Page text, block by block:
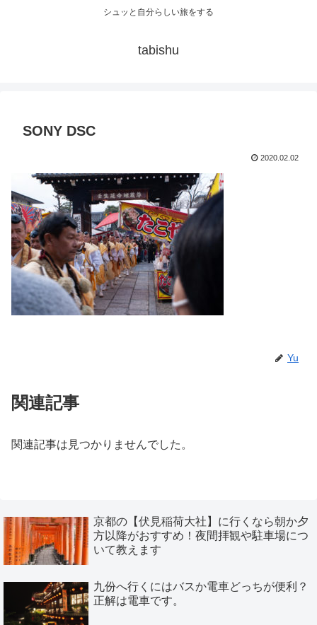
シュッと自分らしい旅をする
tabishu
SONY DSC
2020.02.02
Yu
関連記事
関連記事は見つかりませんでした。
京都の【伏見稲荷大社】に行くなら朝か夕
方以降がおすすめ！夜間拝観や駐車場につ
いて教えます
九份へ行くにはバスか電車どっちが便利？
正解は電車です。